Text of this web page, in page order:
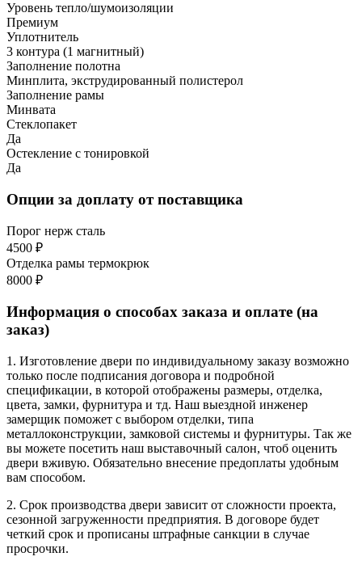
Уровень тепло/шумоизоляции
Премиум
Уплотнитель
3 контура (1 магнитный)
Заполнение полотна
Минплита, экструдированный полистерол
Заполнение рамы
Минвата
Стеклопакет
Да
Остекление с тонировкой
Да
Опции за доплату от поставщика
Порог нерж сталь
4500 ₽
Отделка рамы термокрюк
8000 ₽
Информация о способах заказа и оплате (на
заказ)
1. Изготовление двери по индивидуальному заказу возможно
только после подписания договора и подробной
спецификации, в которой отображены размеры, отделка,
цвета, замки, фурнитура и тд. Наш выездной инженер
замерщик поможет с выбором отделки, типа
металлоконструкции, замковой системы и фурнитуры. Так же
вы можете посетить наш выставочный салон, чтоб оценить
двери вживую. Обязательно внесение предоплаты удобным
вам способом.
2. Срок производства двери зависит от сложности проекта,
сезонной загруженности предприятия. В договоре будет
четкий срок и прописаны штрафные санкции в случае
просрочки.